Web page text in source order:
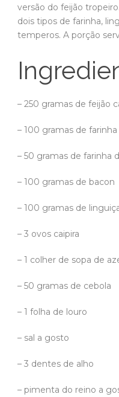
versão do feijão
dois tipos de farinha,
temperos. A porção
– 250 gramas de feijão
– 100 gramas de
– 50 gramas de farinha
– 100 gramas de bacon
– 100 gramas de
– 3 ovos caipira
– 1 colher de sopa de
– 50 gramas de cebola
– 1 folha de louro
– sal a gosto
– 3 dentes de alho
– pimenta do reino a